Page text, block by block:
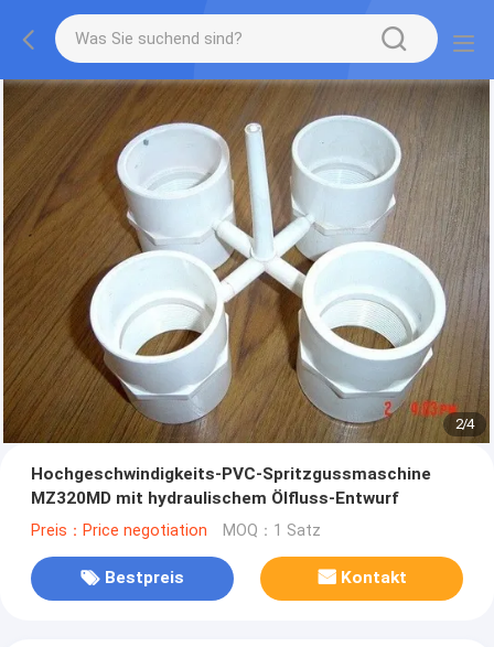
2/4
Hochgeschwindigkeits-PVC-Spritzgussmaschine
MZ320MD mit hydraulischem Ölfluss-Entwurf
Preis：Price negotiation MOQ：1 Satz
Bestpreis Kontakt